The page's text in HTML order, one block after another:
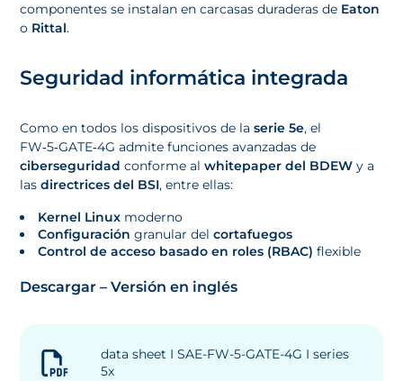
componentes se instalan en carcasas duraderas de Eaton
o Rittal.
Seguridad informática integrada
Como en todos los dispositivos de laserie 5e, el
FW‑5‑GATE‑4G admite funciones avanzadas de
ciberseguridadconforme alwhitepaper del BDEW y a
lasdirectrices del BSI, entre ellas:
Kernel Linux moderno
Configuracióngranular delcortafuegos
Control de acceso basado en roles (RBAC) flexible
Descargar – Versión en inglés
data sheet I SAE-FW-5-GATE-4G I series
5x